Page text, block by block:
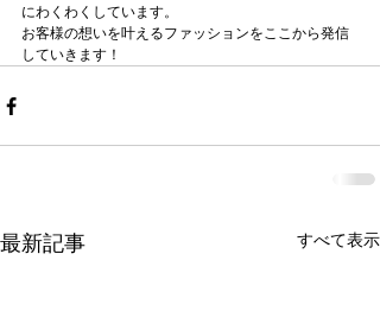
にわくわくしています。
お客様の想いを叶えるファッションをここから発信
していきます！
最新記事 すべて表示